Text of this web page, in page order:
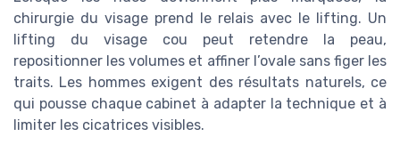
chirurgie du visage prend le relais avec le lifting. Un
lifting du visage cou peut retendre la peau,
repositionner les volumes et affiner l’ovale sans figer les
traits. Les hommes exigent des résultats naturels, ce
qui pousse chaque cabinet à adapter la technique et à
limiter les cicatrices visibles.